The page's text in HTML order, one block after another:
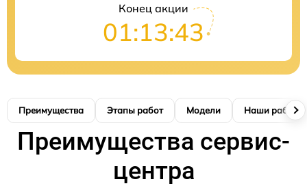
Конец акции
01:13:41
Преимущества Этапы работ Модели Наши работы
Преимущества сервис-
центра